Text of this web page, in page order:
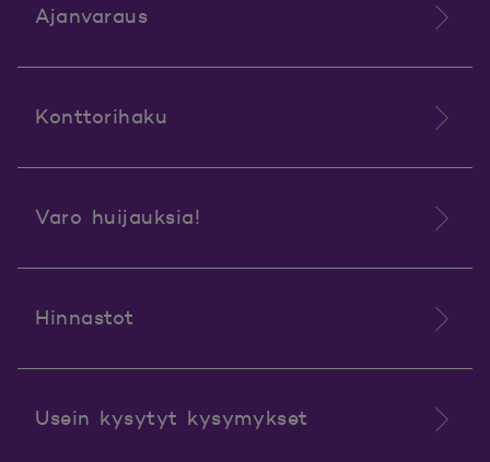
Ajanvaraus
Konttorihaku
Varo huijauksia!
Hinnastot
Usein kysytyt kysymykset